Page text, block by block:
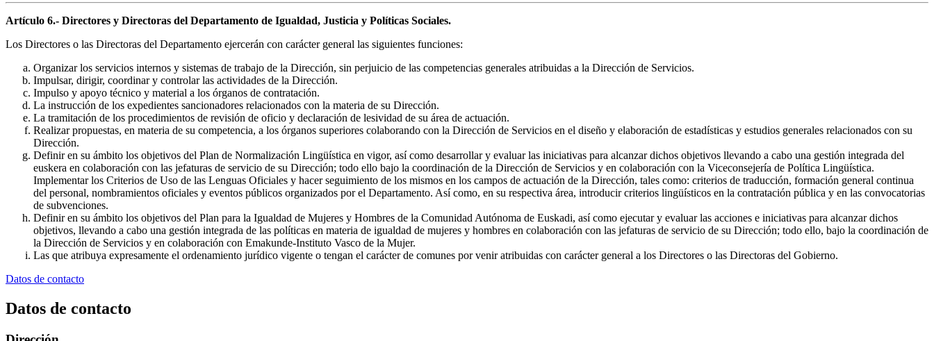
Artículo 6.- Directores y Directoras del Departamento de Igualdad, Justicia y Políticas Sociales.
Los Directores o las Directoras del Departamento ejercerán con carácter general las siguientes funciones:
Organizar los servicios internos y sistemas de trabajo de la Dirección, sin perjuicio de las competencias generales atribuidas a la Dirección de Servicios.
Impulsar, dirigir, coordinar y controlar las actividades de la Dirección.
Impulso y apoyo técnico y material a los órganos de contratación.
La instrucción de los expedientes sancionadores relacionados con la materia de su Dirección.
La tramitación de los procedimientos de revisión de oficio y declaración de lesividad de su área de actuación.
Realizar propuestas, en materia de su competencia, a los órganos superiores colaborando con la Dirección de Servicios en el diseño y elaboración de estadísticas y estudios generales relacionados con su
Dirección.
Definir en su ámbito los objetivos del Plan de Normalización Lingüística en vigor, así como desarrollar y evaluar las iniciativas para alcanzar dichos objetivos llevando a cabo una gestión integrada del
euskera en colaboración con las jefaturas de servicio de su Dirección; todo ello bajo la coordinación de la Dirección de Servicios y en colaboración con la Viceconsejería de Política Lingüística.
Implementar los Criterios de Uso de las Lenguas Oficiales y hacer seguimiento de los mismos en los campos de actuación de la Dirección, tales como: criterios de traducción, formación general continua
del personal, nombramientos oficiales y eventos públicos organizados por el Departamento. Así como, en su respectiva área, introducir criterios lingüísticos en la contratación pública y en las convocatorias
de subvenciones.
Definir en su ámbito los objetivos del Plan para la Igualdad de Mujeres y Hombres de la Comunidad Autónoma de Euskadi, así como ejecutar y evaluar las acciones e iniciativas para alcanzar dichos
objetivos, llevando a cabo una gestión integrada de las políticas en materia de igualdad de mujeres y hombres en colaboración con las jefaturas de servicio de su Dirección; todo ello, bajo la coordinación de
la Dirección de Servicios y en colaboración con Emakunde-Instituto Vasco de la Mujer.
Las que atribuya expresamente el ordenamiento jurídico vigente o tengan el carácter de comunes por venir atribuidas con carácter general a los Directores o las Directoras del Gobierno.
Datos de contacto
Datos de contacto